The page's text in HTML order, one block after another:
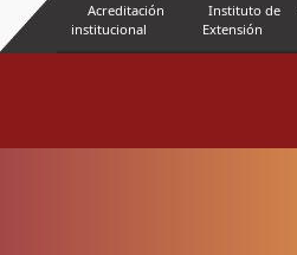
Acreditación
institucional
Instituto de
Extensión